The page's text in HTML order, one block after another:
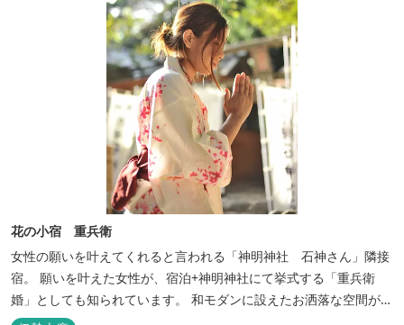
花の小宿 重兵衛
女性の願いを叶えてくれると言われる「神明神社 石神さん」隣接
宿。 願いを叶えた女性が、宿泊+神明神社にて挙式する「重兵衛
婚」としても知られています。 和モダンに設えたお洒落な空間が女
性に人気。